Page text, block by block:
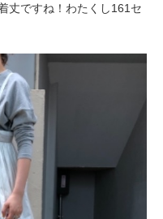
丈ですね！わたくし161セ